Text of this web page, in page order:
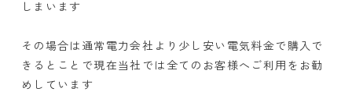
しまいます
その場合は通常電力会社より少し安い電気料金で購入で
きるとことで現在当社では全てのお客様へご利用をお勧
めしています